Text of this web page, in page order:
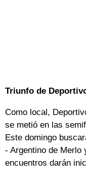
Triunfo de
Como local,
se metió en las
Este domingo
- Argentino de Merlo
encuentros darán